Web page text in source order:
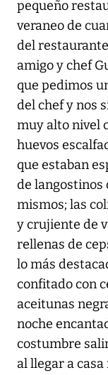
pequeño
veraneo de
del
amigo y chef
que pedimos
del chef y nos
muy alto nivel
huevos
que estaban
de langostinos
mismos; las
y crujiente de
rellenas de
lo más
confitado con
aceitunas
noche
costumbre
al llegar a